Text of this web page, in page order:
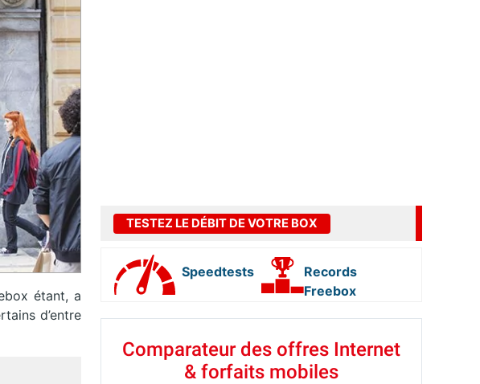
étant, a
d’entre
TESTEZ LE DÉBIT DE VOTRE BOX
Speedtests
Records
Freebox
Comparateur des offres Internet
& forfaits mobiles